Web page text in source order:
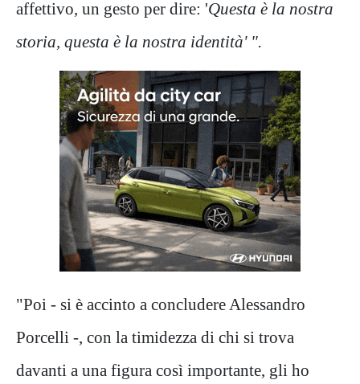
affettivo, un gesto per dire: 'Questa è la nostra
storia, questa è la nostra identità' ".
"Poi - si è accinto a concludere Alessandro
Porcelli -, con la timidezza di chi si trova
davanti a una figura così importante, gli ho